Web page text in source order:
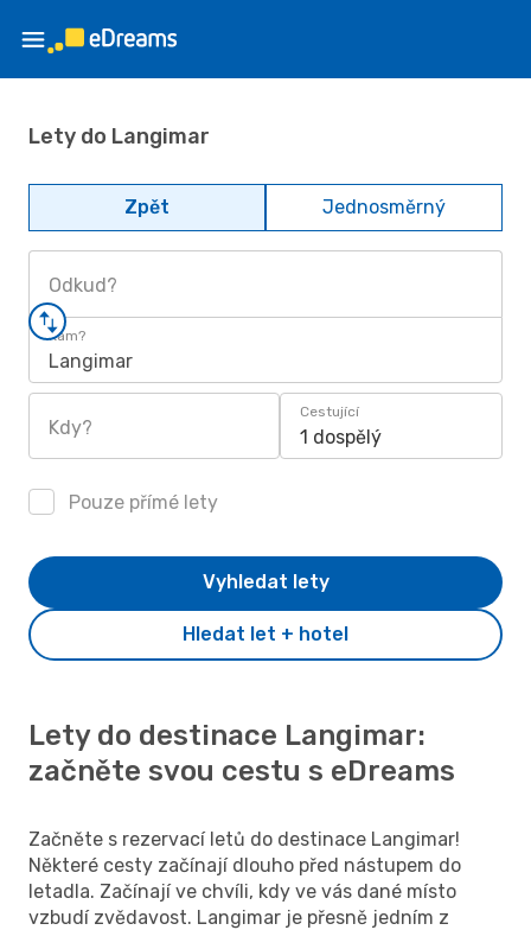
Lety do Langimar
Zpět Jednosměrný
Odkud?
Kam?
Langimar
Kdy?
Cestující
1 dospělý
Pouze přímé lety
Hledat let + hotel
Vyhledat lety
Lety do destinace Langimar:
začněte svou cestu s eDreams
Začněte s rezervací letů do destinace Langimar!
Některé cesty začínají dlouho před nástupem do
letadla. Začínají ve chvíli, kdy ve vás dané místo
vzbudí zvědavost. Langimar je přesně jedním z